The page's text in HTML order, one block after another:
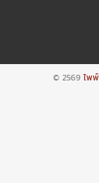
© 2569 ไพ